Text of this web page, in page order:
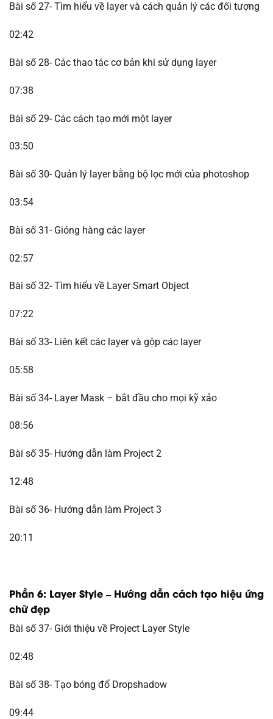
Bài số 27- Tìm hiểu về layer và cách quản lý các đối tượng
02:42
Bài số 28- Các thao tác cơ bản khi sử dụng layer
07:38
Bài số 29- Các cách tạo mới một layer
03:50
Bài số 30- Quản lý layer bằng bộ lọc mới của photoshop
03:54
Bài số 31- Gióng hàng các layer
02:57
Bài số 32- Tìm hiểu về Layer Smart Object
07:22
Bài số 33- Liên kết các layer và gộp các layer
05:58
Bài số 34- Layer Mask – bắt đầu cho mọi kỹ xảo
08:56
Bài số 35- Hướng dẫn làm Project 2
12:48
Bài số 36- Hướng dẫn làm Project 3
20:11
Phần 6: Layer Style – Hướng dẫn cách tạo hiệu ứng
chữ đẹp
Bài số 37- Giới thiệu về Project Layer Style
02:48
Bài số 38- Tạo bóng đổ Dropshadow
09:44